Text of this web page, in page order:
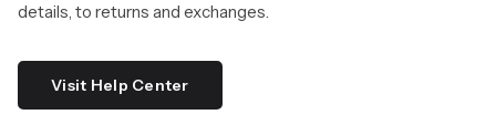
details, to returns and exchanges.
Visit Help Center